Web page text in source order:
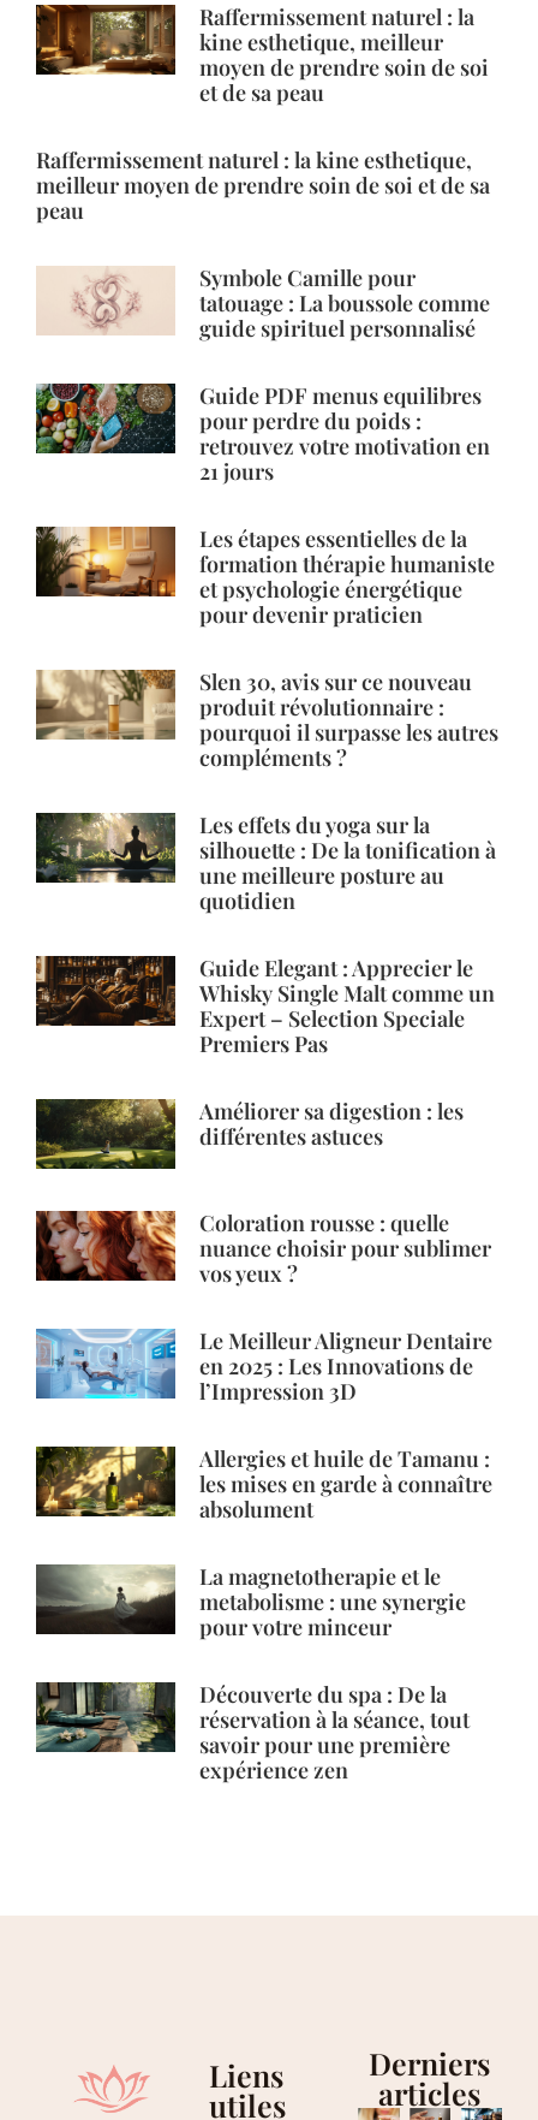
Raffermissement naturel : la
kine esthetique, meilleur
moyen de prendre soin de soi
et de sa peau
Raffermissement naturel : la kine esthetique,
meilleur moyen de prendre soin de soi et de sa
peau
Symbole Camille pour
tatouage : La boussole comme
guide spirituel personnalisé
Guide PDF menus equilibres
pour perdre du poids :
retrouvez votre motivation en
21 jours
Les étapes essentielles de la
formation thérapie humaniste
et psychologie énergétique
pour devenir praticien
Slen 30, avis sur ce nouveau
produit révolutionnaire :
pourquoi il surpasse les autres
compléments ?
Les effets du yoga sur la
silhouette : De la tonification à
une meilleure posture au
quotidien
Guide Elegant : Apprecier le
Whisky Single Malt comme un
Expert – Selection Speciale
Premiers Pas
Améliorer sa digestion : les
différentes astuces
Coloration rousse : quelle
nuance choisir pour sublimer
vos yeux ?
Le Meilleur Aligneur Dentaire
en 2025 : Les Innovations de
l’Impression 3D
Allergies et huile de Tamanu :
les mises en garde à connaître
absolument
La magnetotherapie et le
metabolisme : une synergie
pour votre minceur
Découverte du spa : De la
réservation à la séance, tout
savoir pour une première
expérience zen
Liens
utiles
Derniers
articles